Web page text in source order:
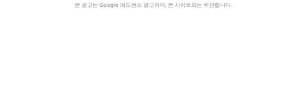
본 광고는 Google 애드센스 광고이며, 본 사이트와는 무관합니다.